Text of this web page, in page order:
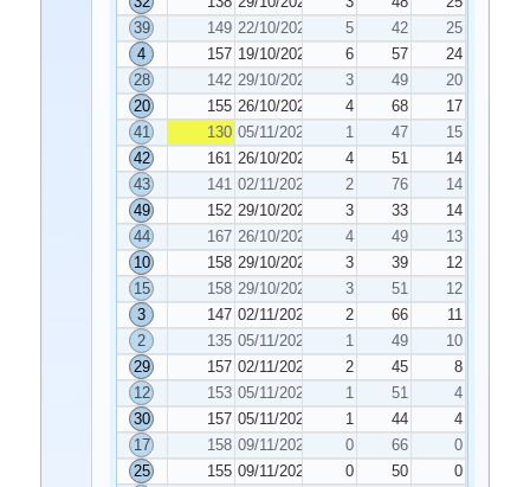
39
149 22/10/2021 5 42
25
4
157 19/10/2021 6 57
24
28
142 29/10/2021 3 49
20
20
155 26/10/2021 4 68
17
41
130 05/11/2021 1 47
15
42
161 26/10/2021 4 51
14
43
141 02/11/2021 2 76
14
49
152 29/10/2021 3 33
14
44
167 26/10/2021 4 49
13
10
158 29/10/2021 3 39
12
15
158 29/10/2021 3 51
12
3
147 02/11/2021 2 66
11
2
135 05/11/2021 1 49
10
29
157 02/11/2021 2 45
8
12
153 05/11/2021 1 51
4
30
157 05/11/2021 1 44
4
17
158 09/11/2021 0 66
0
25
155 09/11/2021 0 50
0